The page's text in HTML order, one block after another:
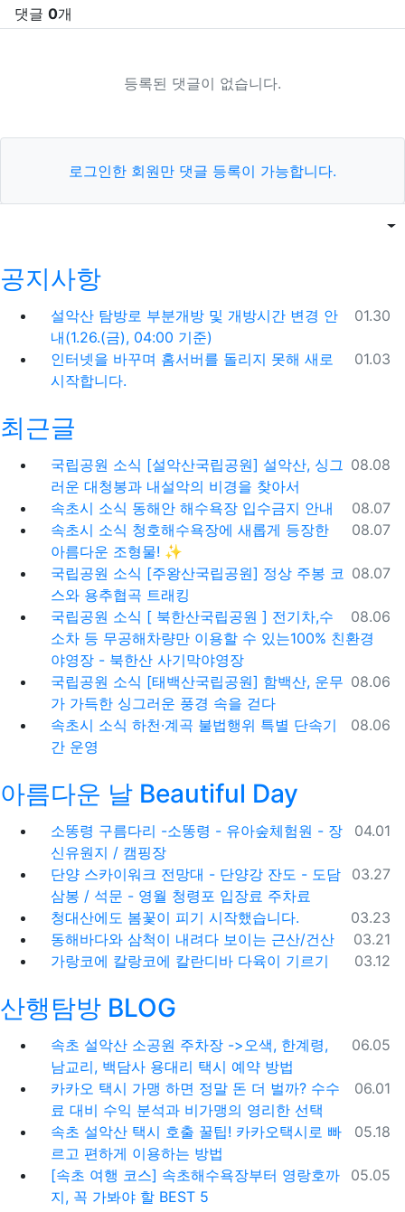
댓글 0개
등록된 댓글이 없습니다.
로그인한 회원만 댓글 등록이 가능합니다.
목록게
공지사항
등록일
01.30
설악산 탐방로 부분개방 및 개방시간 변경 안
내(1.26.(금), 04:00 기준)
등록일
01.03
인터넷을 바꾸며 홈서버를 돌리지 못해 새로
시작합니다.
최근글
등록일
08.08
국립공원 소식 [설악산국립공원] 설악산, 싱그
러운 대청봉과 내설악의 비경을 찾아서
등록일
08.07
속초시 소식 동해안 해수욕장 입수금지 안내
등록일
08.07
속초시 소식 청호해수욕장에 새롭게 등장한
아름다운 조형물! ✨
등록일
08.07
국립공원 소식 [주왕산국립공원] 정상 주봉 코
스와 용추협곡 트래킹
등록일
08.06
국립공원 소식 [ 북한산국립공원 ] 전기차,수
소차 등 무공해차량만 이용할 수 있는100% 친환경
야영장 - 북한산 사기막야영장
등록일
08.06
국립공원 소식 [태백산국립공원] 함백산, 운무
가 가득한 싱그러운 풍경 속을 걷다
등록일
08.06
속초시 소식 하천·계곡 불법행위 특별 단속기
간 운영
아름다운 날 Beautiful Day
등록일
04.01
소똥령 구름다리 -소똥령 - 유아숲체험원 - 장
신유원지 / 캠핑장
등록일
03.27
단양 스카이워크 전망대 - 단양강 잔도 - 도담
삼봉 / 석문 - 영월 청령포 입장료 주차료
등록일
03.23
청대산에도 봄꽃이 피기 시작했습니다.
등록일
03.21
동해바다와 삼척이 내려다 보이는 근산/건산
등록일
03.12
가랑코에 칼랑코에 칼란디바 다육이 기르기
산행탐방 BLOG
등록일
06.05
속초 설악산 소공원 주차장 ->오색, 한계령,
남교리, 백담사 용대리 택시 예약 방법
등록일
06.01
카카오 택시 가맹 하면 정말 돈 더 벌까? 수수
료 대비 수익 분석과 비가맹의 영리한 선택
등록일
05.18
속초 설악산 택시 호출 꿀팁! 카카오택시로 빠
르고 편하게 이용하는 방법
등록일
05.05
[속초 여행 코스] 속초해수욕장부터 영랑호까
지, 꼭 가봐야 할 BEST 5